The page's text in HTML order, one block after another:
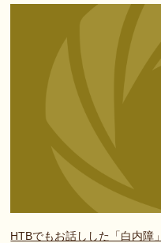
HTBでもお話しした「白内障